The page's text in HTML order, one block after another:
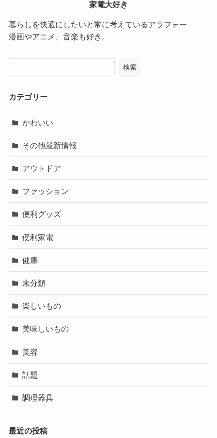
家電大好き
暮らしを快適にしたいと常に考えているアラフォー
漫画やアニメ、音楽も好き。
検索
カテゴリー
かわいい
その他最新情報
アウトドア
ファッション
便利グッズ
便利家電
健康
未分類
楽しいもの
美味しいもの
美容
話題
調理器具
最近の投稿